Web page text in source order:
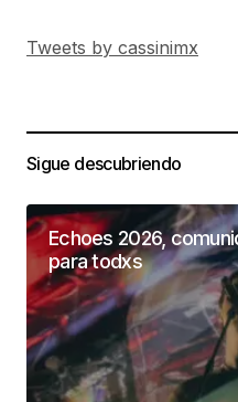
Tweets by cassinimx
Sigue descubriendo
Echoes 2026,
para todxs